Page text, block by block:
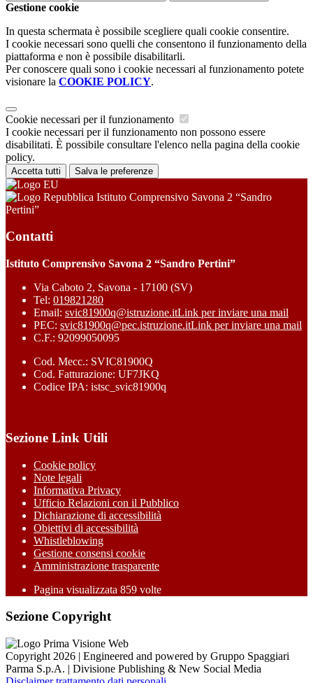
Gestione cookie
In questa schermata è possibile scegliere quali cookie consentire.
I cookie necessari sono quelli che consentono il funzionamento della
piattaforma e non è possibile disabilitarli.
Per conoscere quali sono i cookie necessari al funzionamento potete
visionare la COOKIE POLICY.
Cookie necessari per il funzionamento
I cookie necessari per il funzionamento non possono essere
disabilitati. È possibile consultare l'elenco nella pagina della cookie
policy.
Accetta tutti Salva le preferenze
Istituto Comprensivo Savona 2 “Sandro
Pertini”
Contatti
Istituto Comprensivo Savona 2 “Sandro Pertini”
Via Caboto 2, Savona - 17100 (SV)
Tel: 019821280
Email: svic81900q@istruzione.itLink per inviare una mail
PEC: svic81900q@pec.istruzione.itLink per inviare una mail
C.F.: 92099050095
Cod. Mecc.: SVIC81900Q
Cod. Fatturazione: UF7JKQ
Codice IPA: istsc_svic81900q
Sezione Link Utili
Cookie policy
Note legali
Informativa Privacy
Ufficio Relazioni con il Pubblico
Dichiarazione di accessibilità
Obiettivi di accessibilità
Whistleblowing
Gestione consensi cookie
Amministrazione trasparente
Pagina visualizzata 859 volte
Sezione Copyright
Copyright 2026 | Engineered and powered by Gruppo Spaggiari
Parma S.p.A. | Divisione Publishing & New Social Media